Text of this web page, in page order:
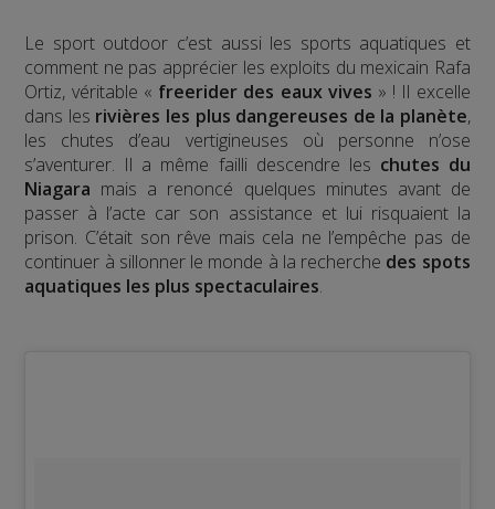
Le sport outdoor c’est aussi les sports aquatiques et
comment ne pas apprécier les exploits du mexicain Rafa
Ortiz, véritable « freerider des eaux vives » ! Il excelle
dans les rivières les plus dangereuses de la planète,
les chutes d’eau vertigineuses où personne n’ose
s’aventurer. Il a même failli descendre les chutes du
Niagara mais a renoncé quelques minutes avant de
passer à l’acte car son assistance et lui risquaient la
prison. C’était son rêve mais cela ne l’empêche pas de
continuer à sillonner le monde à la recherche des spots
aquatiques les plus spectaculaires.